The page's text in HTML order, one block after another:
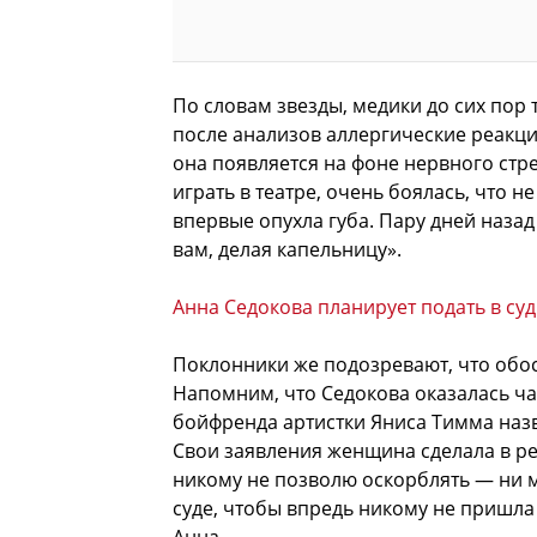
По словам звезды, медики до сих
после анализов аллергические
она появляется на фоне нервного
играть в театре, очень боялась, что
впервые опухла губа. Пару дней
вам, делая капельницу».
Анна Седокова планирует подать в
Поклонники же подозревают, что
Напомним, что Седокова оказалась
бойфренда артистки Яниса Тимма
Свои заявления женщина сделала в
никому не позволю оскорблять —
суде, чтобы впредь никому не